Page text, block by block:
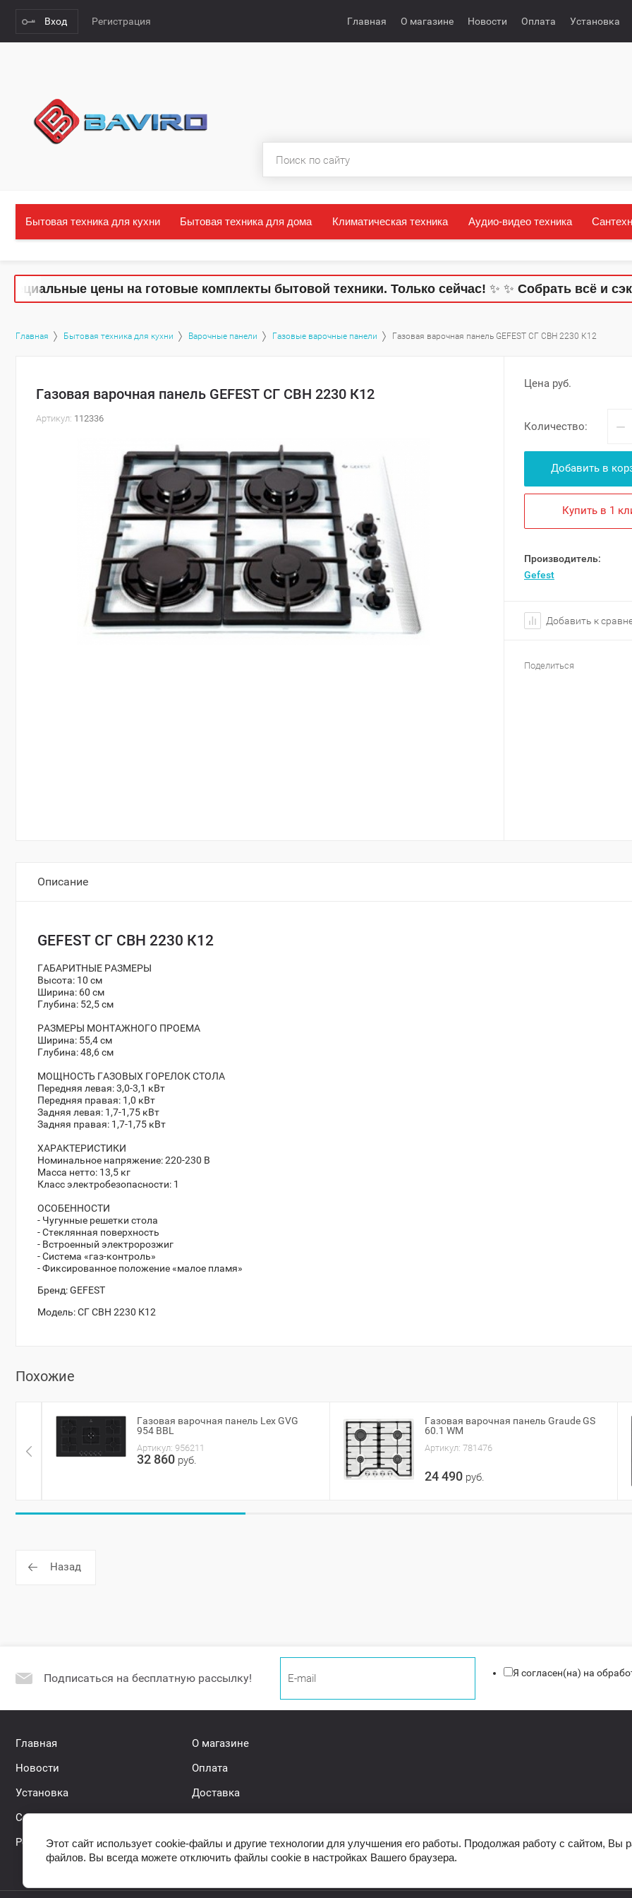
Вход Регистрация Главная О магазине Новости Оплата Установка
Бытовая техника для кухни Бытовая техника для дома Климатическая техника Аудио-видео техника
цены на готовые комплекты бытовой техники. Только сейчас!✨ ✨Собрать всё и
Главная Бытовая техника для кухни Варочные панели Газовые варочные панели Газовая варочная панель GEFEST СГ СВН 2230 К12
Газовая варочная панель GEFEST СГ СВН 2230 К12
Артикул: 112336
Цена руб.
Количество: −
Добавить в
Купить в 1
Производитель:
Gefest
Добавить к
Поделиться
Описание
GEFEST СГ СВН 2230 К12
ГАБАРИТНЫЕ РАЗМЕРЫ
Высота: 10 см
Ширина: 60 см
Глубина: 52,5 см
РАЗМЕРЫ МОНТАЖНОГО ПРОЕМА
Ширина: 55,4 см
Глубина: 48,6 см
МОЩНОСТЬ ГАЗОВЫХ ГОРЕЛОК СТОЛА
Передняя левая: 3,0-3,1 кВт
Передняя правая: 1,0 кВт
Задняя левая: 1,7-1,75 кВт
Задняя правая: 1,7-1,75 кВт
ХАРАКТЕРИСТИКИ
Номинальное напряжение: 220-230 В
Масса нетто: 13,5 кг
Класс электробезопасности: 1
ОСОБЕННОСТИ
- Чугунные решетки стола
- Стеклянная поверхность
- Встроенный электророзжиг
- Система «газ-контроль»
- Фиксированное положение «малое пламя»
Бренд:GEFEST
Модель:СГ СВН 2230 К12
Похожие
Газовая варочная панель Lex GVG
954 BBL
Артикул: 956211
32 860 руб.
Газовая варочная панель Graude GS
60.1 WM
Артикул: 781476
24 490 руб.
Назад
Подписаться на бесплатную рассылку! Я согласен(на) на
Главная
О магазине
Новости
Оплата
Установка
Доставка
Самовывоз
Контакты
Регистрация
Акции
Этот сайт использует cookie-файлы и другие технологии для улучшения его работы. Продолжая работу с сайтом, Вы
файлов. Вы всегда можете отключить файлы cookie в настройках Вашего браузера.